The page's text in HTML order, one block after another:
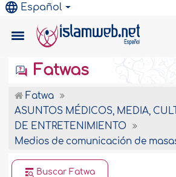
Español
Fatwas
Fatwa
ASUNTOS MÉDICOS, MEDIA,
DE ENTRETENIMIENTO
Medios de comunicación de
Buscar Fatwa